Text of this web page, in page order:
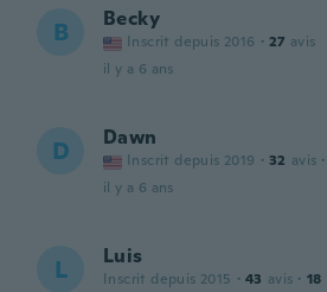
B Becky
Inscrit depuis 2016 · 27 avis
il y a 6 ans
D Dawn
Inscrit depuis 2019 · 32 avis ·
il y a 6 ans
L Luis
Inscrit depuis 2015 · 43 avis · 18